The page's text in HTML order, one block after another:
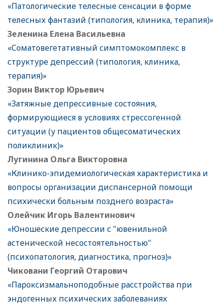
«Патологические телесные сенсации в форме
телесных фантазий (типология, клиника, терапия)»
Зеленина Елена Васильевна
«Соматовегетативный симптомокомплекс в
структуре депрессий (типология, клиника,
терапия)»
Зорин Виктор Юрьевич
«Затяжные депрессивные состояния,
формирующиеся в условиях стрессогенной
ситуации (у пациентов общесоматических
поликлиник)»
Лугинина Ольга Викторовна
«Клинико-эпидемиологическая характеристика и
вопросы организации диспансерной помощи
психически больным позднего возраста»
Олейчик Игорь Валентинович
«Юношеские депрессии с "ювенильной
астенической несостоятельностью"
(психопатология, диагностика, прогноз)»
Чиковани Георгий Отарович
«Пароксизмальноподобные расстройства при
эндогенных психических заболеваниях